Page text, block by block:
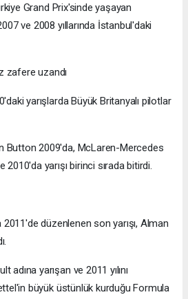
Grand Prix'sinde yaşayan
ve 2008 yıllarında İstanbul'daki
zafere uzandı
yarışlarda Büyük Britanyalı pilotlar
Button 2009'da, McLaren-Mercedes
yarışı birinci sırada bitirdi.
düzenlenen son yarışı, Alman
adına yarışan ve 2011 yılını
büyük üstünlük kurduğu Formula